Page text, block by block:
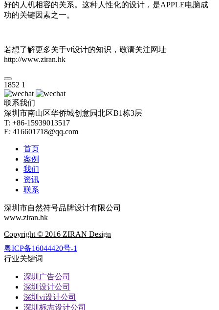
好的人机相容的关系。这种人性化的设计，是APPLE电脑成
功的关键因素之一。
若想了解更多关于vi设计的知识，敬请关注网址
http://www.ziran.hk
1852 1
联系我们
深圳市南山区华侨城创意园北区B1栋3层
T: +86-15939013517
E: 416601718@qq.com
首页
案例
我们
资讯
联系
深圳市自然符号品牌设计有限公司
www.ziran.hk
Copyright © 2016 ZIRAN Design
粤ICP备16044420号-1
行业关键词
深圳广告公司
深圳设计公司
深圳vi设计公司
深圳标志设计公司